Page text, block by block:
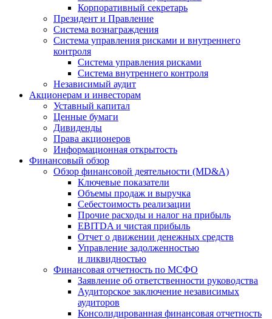
Корпоративный секретарь
Президент и Правление
Система вознаграждения
Система управления рисками и внутреннего
контроля
Система управления рисками
Система внутреннего контроля
Независимый аудит
Акционерам и инвесторам
Уставный капитал
Ценные бумаги
Дивиденды
Права акционеров
Информационная открытость
Финансовый обзор
Обзор финансовой деятельности (MD&A)
Ключевые показатели
Объемы продаж и выручка
Себестоимость реализации
Прочие расходы и налог на прибыль
EBITDA и чистая прибыль
Отчет о движении денежных средств
Управление задолженностью
и ликвидностью
Финансовая отчетность по МСФО
Заявление об ответственности руководства
Аудиторское заключение независимых
аудиторов
Консолидированная финансовая отчетность